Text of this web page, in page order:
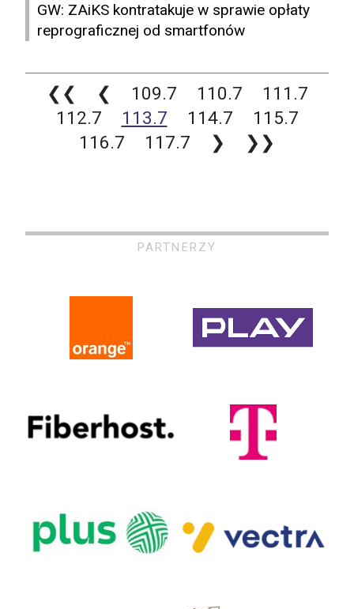
GW: ZAiKS kontratakuje w sprawie opłaty
reprograficznej od smartfonów
❮❮ ❮ 109.7 110.7
111.7
112.7
113.7 114.7
115.7
116.7
117.7 ❯ ❯❯
PARTNERZY